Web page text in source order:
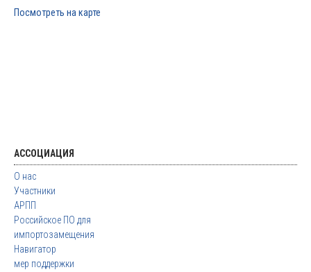
Посмотреть на карте
АССОЦИАЦИЯ
О нас
Участники
АРПП
Российское ПО для
импортозамещения
Навигатор
мер поддержки